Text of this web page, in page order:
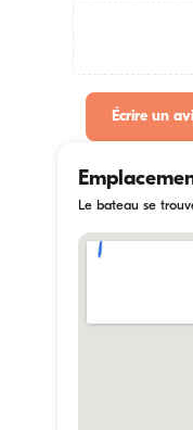
Écrire un
Le bateau se